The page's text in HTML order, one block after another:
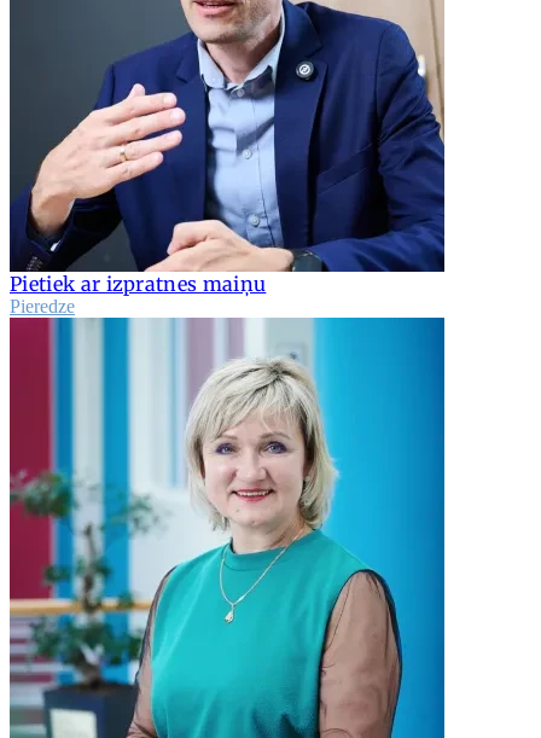
Pietiek ar izpratnes maiņu
Pieredze